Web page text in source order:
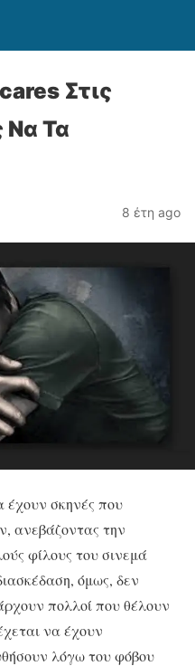
Στις
Να Τα
8 έτη ago
έχουν σκηνές που
ανεβάζοντας την
φίλους του σινεμά
όμως, δεν
πολλοί που θέλουν
να έχουν
λόγω του φόβου